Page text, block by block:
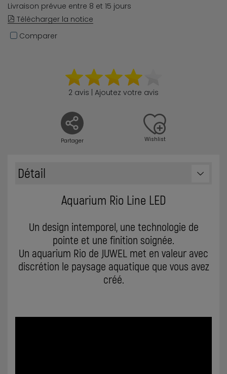
Livraison prévue entre 8 et 15 jours
Télécharger la notice
Comparer
Partager
2 avis | Ajoutez votre avis
Wishlist
Détail
Aquarium Rio Line LED
Un design intemporel, une technologie de
pointe et une finition soignée.
Un aquarium Rio de JUWEL met en valeur avec
discrétion le paysage aquatique que vous avez
créé.